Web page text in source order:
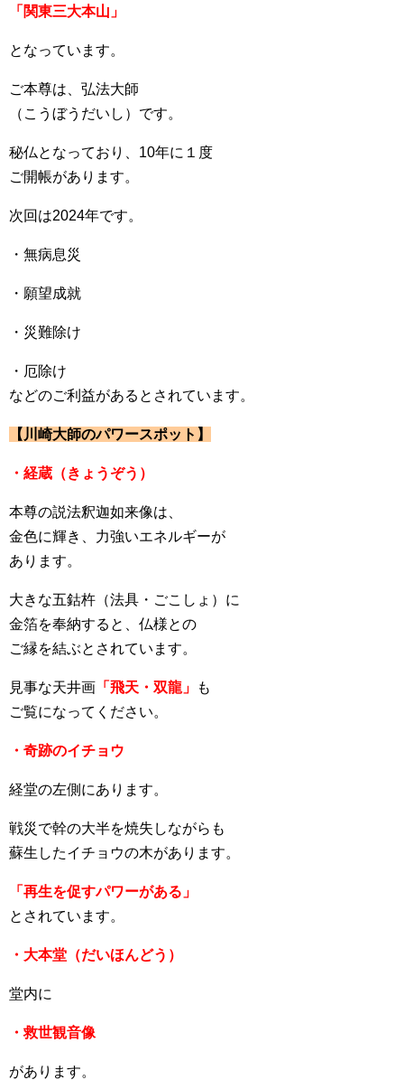
「関東三大本山」
となっています。
ご本尊は、弘法大師
（こうぼうだいし）です。
秘仏となっており、10年に１度
ご開帳があります。
次回は2024年です。
・無病息災
・願望成就
・災難除け
・厄除け
などのご利益があるとされています。
【川崎大師のパワースポット】
・経蔵（きょうぞう）
本尊の説法釈迦如来像は、
金色に輝き、力強いエネルギーが
あります。
大きな五鈷杵（法具・ごこしょ）に
金箔を奉納すると、仏様との
ご縁を結ぶとされています。
見事な天井画 「飛天・双龍」
も
ご覧になってください。
・奇跡のイチョウ
経堂の左側にあります。
戦災で幹の大半を焼失しながらも
蘇生したイチョウの木があります。
「再生を促すパワーがある」
とされています。
・大本堂（だいほんどう）
堂内に
・救世観音像
があります。